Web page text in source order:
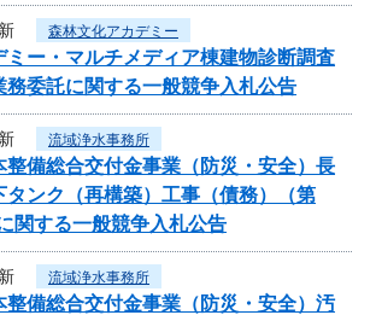
森林文化アカデミー
ミー・マルチメディア棟建物診断調査
務委託に関する一般競争入札公告
流域浄水事務所
備総合交付金事業（防災・安全）長
タンク（再構築）工事（債務）（第
関する一般競争入札公告
流域浄水事務所
備総合交付金事業（防災・安全）汚